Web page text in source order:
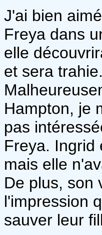
J'ai bien
Freya dans
elle
et sera
Hampton, je
pas
Freya. Ingrid
mais elle
De plus, son
l'impression
sauver leur